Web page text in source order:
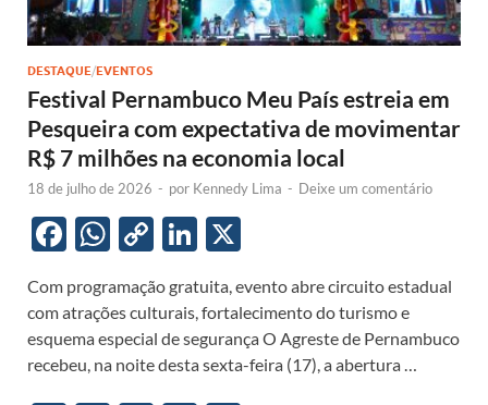
DESTAQUE/EVENTOS
Festival Pernambuco Meu País estreia em
Pesqueira com expectativa de movimentar
R$ 7 milhões na economia local
18 de julho de 2026 - por Kennedy Lima - Deixe um comentário
F
e
b
o
W
at
s
A
C
p
y
Li
Li
k
e
dI
Com programação gratuita, evento abre circuito estadual
com atrações culturais, fortalecimento do turismo e
esquema especial de segurança O Agreste de Pernambuco
recebeu, na noite desta sexta-feira (17), a abertura …